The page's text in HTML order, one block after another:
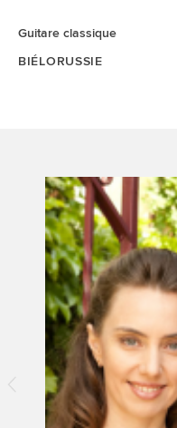
Guitare classique
BIÉLORUSSIE